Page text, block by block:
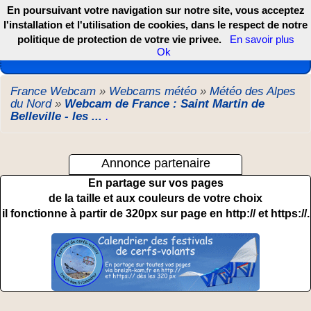
Les webcams de France, DOM TOM et COM
France Webcam » Webcams météo » Météo des Alpes
du Nord» Webcam de France : Saint Martin de
Belleville - les ... .
Annonce partenaire
En partage sur vos pages
de la taille et aux couleurs de votre choix
il fonctionne à partir de 320px sur page en http:// et https://.
En poursuivant votre navigation sur notre site, vous acceptez
l'installation et l'utilisation de cookies, dans le respect de notre
politique de protection de votre vie privee.
En savoir plus
Ok